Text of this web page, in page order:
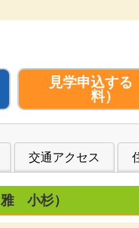
見学申込する
料）
交通アクセス
小杉）